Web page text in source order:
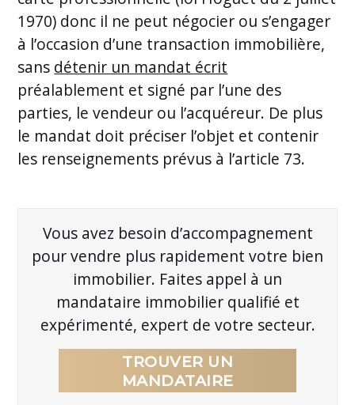
1970) donc il ne peut négocier ou s’engager
à l’occasion d’une transaction immobilière,
sans détenir un mandat écrit
préalablement et signé par l’une des
parties, le vendeur ou l’acquéreur. De plus
le mandat doit préciser l’objet et contenir
les renseignements prévus à l’article 73.
Vous avez besoin d’accompagnement
pour vendre plus rapidement votre bien
immobilier. Faites appel à un
mandataire immobilier qualifié et
expérimenté, expert de votre secteur.
TROUVER UN
MANDATAIRE